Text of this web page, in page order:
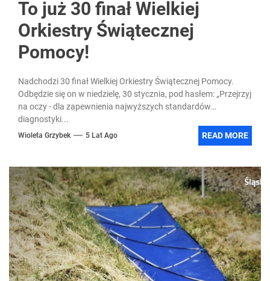
To już 30 finał Wielkiej
Orkiestry Świątecznej
Pomocy!
Nadchodzi 30 finał Wielkiej Orkiestry Świątecznej Pomocy.
Odbędzie się on w niedzielę, 30 stycznia, pod hasłem: „Przejrzyj
na oczy - dla zapewnienia najwyższych standardów
diagnostyki...
Wioleta Grzybek 5 Lat Ago READ MORE